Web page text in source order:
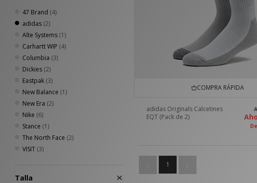
47 Brand (4)
adidas (2)
Alte Systems (1)
Carhartt WIP (4)
Columbia (3)
Dickies (2)
Eastpak (3)
New Balance (1)
New Era (2)
Nike (6)
Stance (1)
The North Face (2)
VISIT (3)
Talla
COMPRA RÁPIDA
adidas Originals Calcetines
EQT (Pack de 2)
1